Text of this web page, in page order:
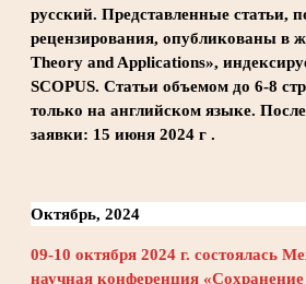
русский. Представленные статьи,
рецензирования, опубликованы в
Theory and Applications»,
SCOPUS. Статьи объемом до 6-8
только на английском языке.
заявки: 15 июня 2024 г .
Октябрь, 2024
09-10 октября 2024 г. состоялась
научная конференция